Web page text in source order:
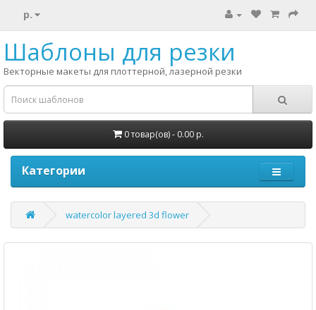
р.
Шаблоны для резки
Векторные макеты для плоттерной, лазерной резки
0 товар(ов) - 0.00 р.
Категории
watercolor layered 3d flower